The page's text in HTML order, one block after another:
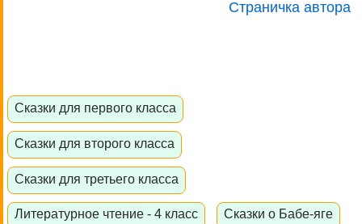
Страничка автора
Сказки для первого класса
Сказки для второго класса
Сказки для третьего класса
Литературное чтение - 4 класс Сказки о Бабе-яге